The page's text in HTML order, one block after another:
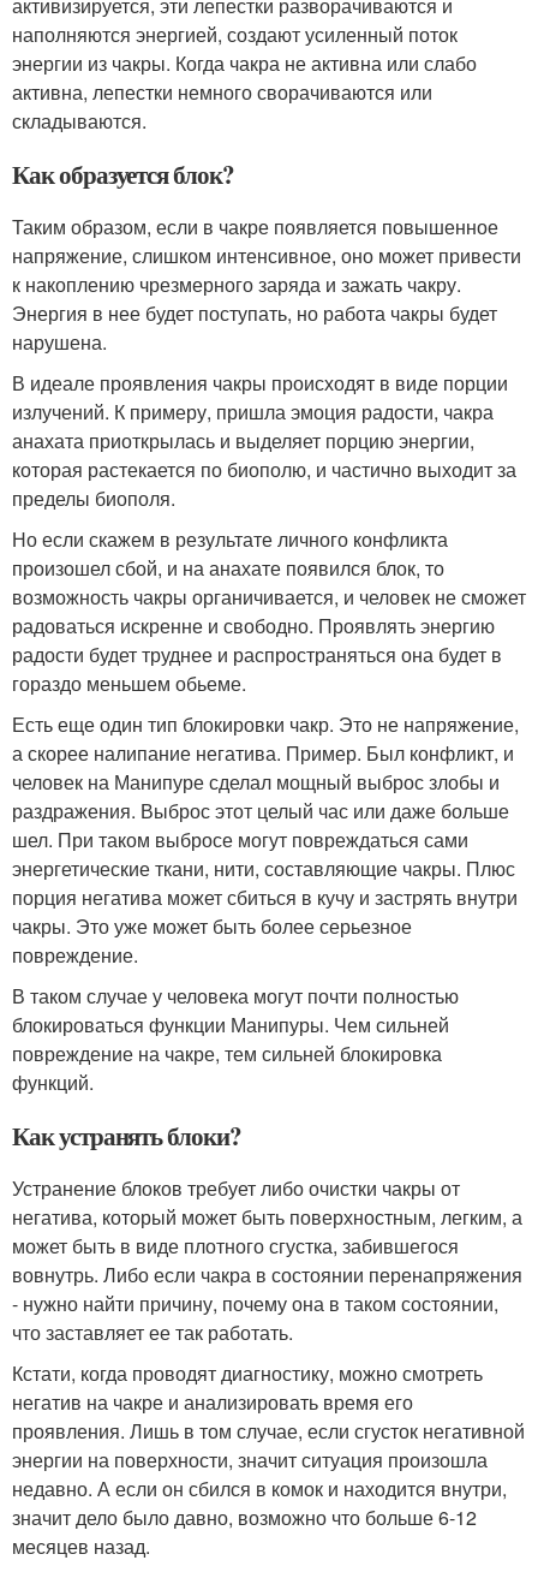
наполняются энергией, создают усиленный поток
энергии из чакры. Когда чакра не активна или слабо
активна, лепестки немного сворачиваются или
складываются.
Как образуется блок?
Таким образом, если в чакре появляется повышенное
напряжение, слишком интенсивное, оно может привести
к накоплению чрезмерного заряда и зажать чакру.
Энергия в нее будет поступать, но работа чакры будет
нарушена.
В идеале проявления чакры происходят в виде порции
излучений. К примеру, пришла эмоция радости, чакра
анахата приоткрылась и выделяет порцию энергии,
которая растекается по биополю, и частично выходит за
пределы биополя.
Но если скажем в результате личного конфликта
произошел сбой, и на анахате появился блок, то
возможность чакры органичивается, и человек не сможет
радоваться искренне и свободно. Проявлять энергию
радости будет труднее и распространяться она будет в
гораздо меньшем обьеме.
Есть еще один тип блокировки чакр. Это не напряжение,
а скорее налипание негатива. Пример. Был конфликт, и
человек на Манипуре сделал мощный выброс злобы и
раздражения. Выброс этот целый час или даже больше
шел. При таком выбросе могут повреждаться сами
энергетические ткани, нити, составляющие чакры. Плюс
порция негатива может сбиться в кучу и застрять внутри
чакры. Это уже может быть более серьезное
повреждение.
В таком случае у человека могут почти полностью
блокироваться функции Манипуры. Чем сильней
повреждение на чакре, тем сильней блокировка
функций.
Как устранять блоки?
Устранение блоков требует либо очистки чакры от
негатива, который может быть поверхностным, легким, а
может быть в виде плотного сгустка, забившегося
вовнутрь. Либо если чакра в состоянии перенапряжения
- нужно найти причину, почему она в таком состоянии,
что заставляет ее так работать.
Кстати, когда проводят диагностику, можно смотреть
негатив на чакре и анализировать время его
проявления. Лишь в том случае, если сгусток негативной
энергии на поверхности, значит ситуация произошла
недавно. А если он сбился в комок и находится внутри,
значит дело было давно, возможно что больше 6-12
месяцев назад.